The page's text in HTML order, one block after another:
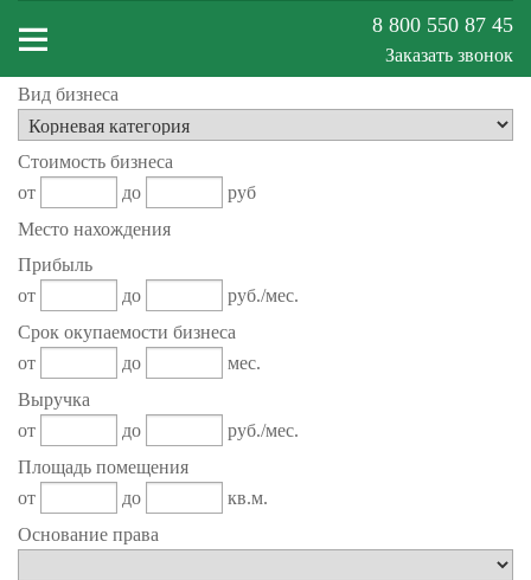
Меню
сайта
8 800 550 87 45
Заказать звонок
Вид бизнеса
Стоимость бизнеса
от
до
руб
Место нахождения
Прибыль
от
до
руб./мес.
Срок окупаемости бизнеса
от
до
мес.
Выручка
от
до
руб./мес.
Площадь помещения
от
до
кв.м.
Основание права